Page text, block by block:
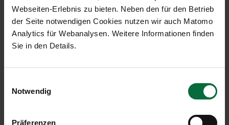
Webseiten-Erlebnis zu bieten. Neben den für den Betrieb
der Seite notwendigen Cookies nutzen wir auch Matomo
Analytics für Webanalysen. Weitere Informationen finden
Sie in den Details.
Notwendig
Präferenzen
sein, nutzen Sie den Self-Check-In am
Schlüsselautomaten direkt neben dem Container.
Geben Sie am Bildschirm Ihre Buchungsreferenz ein
und folgen Sie den weiteren Anweisungen. Sie
erhalten eine Bestätigungsmail nach Einlagerung
Bei weiteren Fragen, rufen Sie bitte + 43-660-8934-